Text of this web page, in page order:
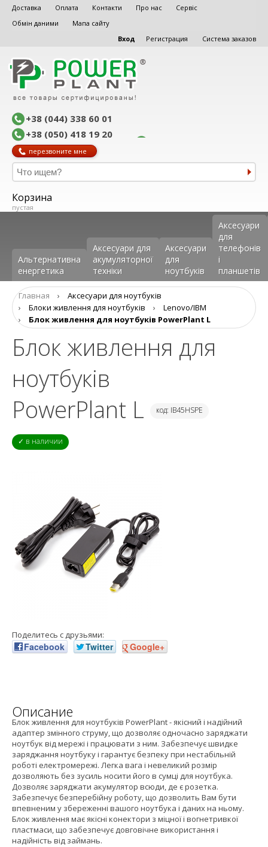
Доставка Оплата Контакти Про нас
Сервіс
Обмін даними
Мапа сайту
Вход
Регистрация Система заказов
+38 (044) 338 60 01
+38 (050) 418 19 20
перезвоните мне
Корзина
пустая
Альтернативна
енергетика
Аксесуари для
акумуляторної
техніки
Аксесуари
для
ноутбуків
Аксеcуари
для
телефонів
і
планшетів
Главная ›
Аксесуари для ноутбуків
›
Блоки живлення для ноутбуків ›
Lenovo/IBM
›
Блок живлення для ноутбуків PowerPlant L
Блок живлення для
ноутбуків
PowerPlant L
код: IB45HSPE
✓ в наличии
Поделитесь с друзьями:
Facebook Twitter Google+
Описание
Блок живлення для ноутбуків PowerPlant - якісний і надійний
адаптер змінного струму, що дозволяє одночасно заряджати
ноутбук від мережі і працювати з ним. Забезпечує швидке
заряджання ноутбуку і гарантує безпеку при нестабільній
роботі електромережі. Легка вага і невеликий розмір
дозволяють без зусиль носити його в сумці для ноутбука.
Дозволяє заряджати акумулятор всюди, де є розетка.
Забезпечує безперебійну роботу, що дозволить Вам бути
впевненим у збереженні вашого ноутбука і даних на ньому.
Блок живлення має якісні конектори з міцної і вогнетривкої
пластмаси, що забезпечує довговічне використання і
надійність від займань.